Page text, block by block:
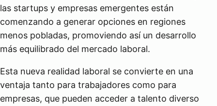
las startups y empresas emergentes están
comenzando a generar opciones en regiones
menos pobladas, promoviendo así un desarrollo
más equilibrado del mercado laboral.
Esta nueva realidad laboral se convierte en una
ventaja tanto para trabajadores como para
empresas, que pueden acceder a talento diverso